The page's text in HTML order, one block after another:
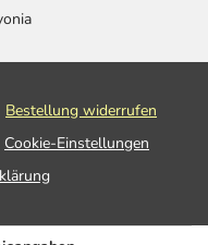
Bestellung widerrufen
Cookie-Einstellungen